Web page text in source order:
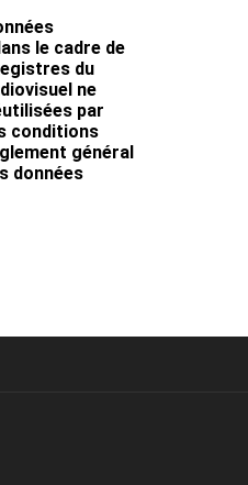
le cadre de
du
ne
par
conditions
général
données